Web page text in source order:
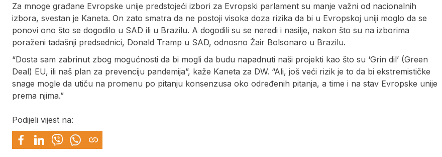
Za mnoge građane Evropske unije predstojeći izbori za Evropski parlament su manje važni od nacionalnih
izbora, svestan je Kaneta. On zato smatra da ne postoji visoka doza rizika da bi u Evropskoj uniji moglo da se
ponovi ono što se dogodilo u SAD ili u Brazilu. A dogodili su se neredi i nasilje, nakon što su na izborima
poraženi tadašnji predsednici, Donald Tramp u SAD, odnosno Žair Bolsonaro u Brazilu.
“Dosta sam zabrinut zbog mogućnosti da bi mogli da budu napadnuti naši projekti kao što su ‘Grin dil’ (Green
Deal) EU, ili naš plan za prevenciju pandemija”, kaže Kaneta za DW. “Ali, još veći rizik je to da bi ekstremističke
snage mogle da utiču na promenu po pitanju konsenzusa oko određenih pitanja, a time i na stav Evropske unije
prema njima.”
Podijeli vijest na: